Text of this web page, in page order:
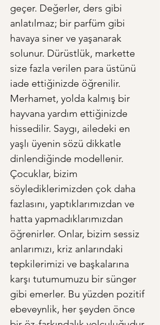
geçer. Değerler, ders gibi
anlatılmaz; bir parfüm gibi
havaya siner ve yaşanarak
solunur. Dürüstlük, markette
size fazla verilen para üstünü
iade ettiğinizde öğrenilir.
Merhamet, yolda kalmış bir
hayvana yardım ettiğinizde
hissedilir. Saygı, ailedeki en
yaşlı üyenin sözü dikkatle
dinlendiğinde modellenir.
Çocuklar, bizim
söylediklerimizden çok daha
fazlasını, yaptıklarımızdan ve
hatta yapmadıklarımızdan
öğrenirler. Onlar, bizim sessiz
anlarımızı, kriz anlarındaki
tepkilerimizi ve başkalarına
karşı tutumumuzu bir sünger
gibi emerler. Bu yüzden pozitif
ebeveynlik, her şeyden önce